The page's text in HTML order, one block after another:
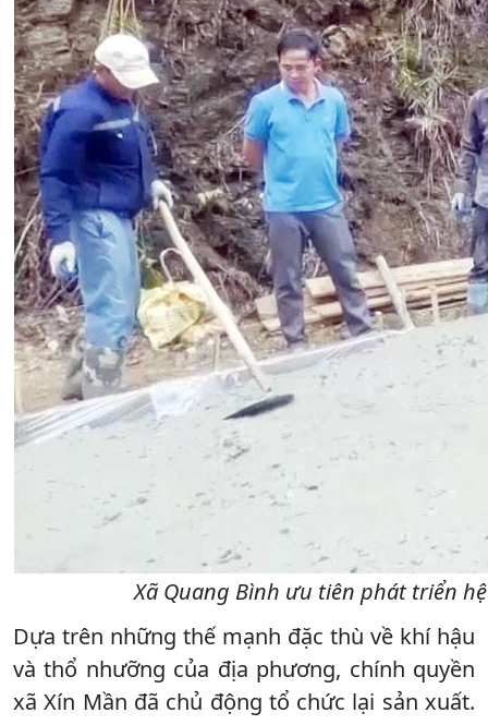
Xã Quang Bình ưu tiên phát triển
Dựa trên những thế mạnh đặc thù về khí hậu
và thổ nhưỡng của địa phương, chính quyền
xã Xín Mần đã chủ động tổ chức lại sản xuất.